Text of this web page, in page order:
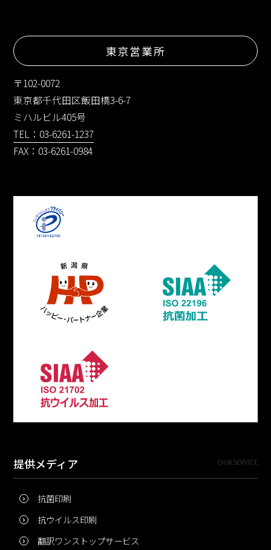
東京営業所
〒102-0072
東京都千代田区飯田橋3-6-7
ミハルビル405号
TEL：03-6261-1237
FAX：03-6261-0984
提供メディア OUR SERVICE
抗菌印刷
抗ウイルス印刷
翻訳ワンストップサービス